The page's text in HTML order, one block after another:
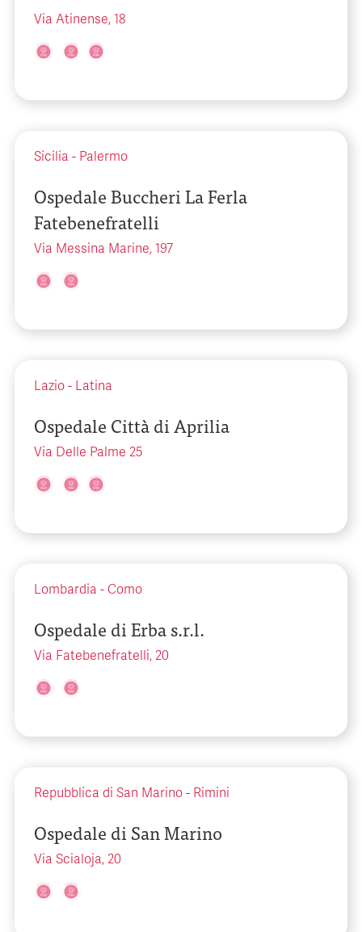
Via Atinense, 18
Sicilia - Palermo
Ospedale Buccheri La Ferla
Fatebenefratelli
Via Messina Marine, 197
Lazio - Latina
Ospedale Città di Aprilia
Via Delle Palme 25
Lombardia - Como
Ospedale di Erba s.r.l.
Via Fatebenefratelli, 20
Repubblica di San Marino - Rimini
Ospedale di San Marino
Via Scialoja, 20